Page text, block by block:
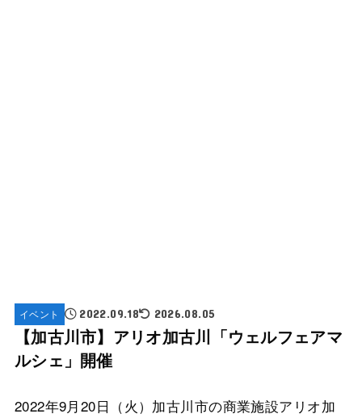
イベント 2022.09.18 2026.08.05
【加古川市】アリオ加古川「ウェルフェアマ
ルシェ」開催
2022年9月20日（火）加古川市の商業施設アリオ加